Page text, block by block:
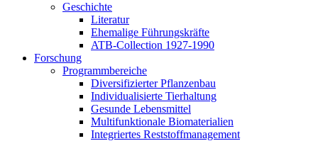
Geschichte
Literatur
Ehemalige Führungskräfte
ATB-Collection 1927-1990
Forschung
Programmbereiche
Diversifizierter Pflanzenbau
Individualisierte Tierhaltung
Gesunde Lebensmittel
Multifunktionale Biomaterialien
Integriertes Reststoffmanagement